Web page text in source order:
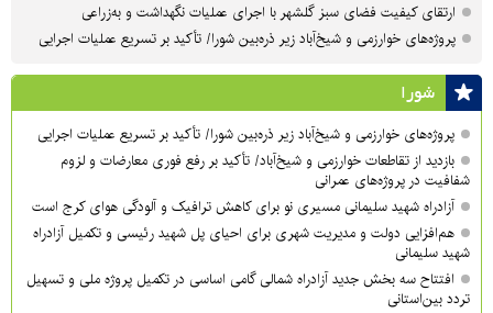
ارتقای کیفیت فضای سبز گلشهر با اجرای عملیات نگهداشت و به‌زراعی
پروژه‌های خوارزمی و شیخ‌آباد زیر ذره‌بین شورا/ تأکید بر تسریع عملیات اجرایی
شورا
پروژه‌های خوارزمی و شیخ‌آباد زیر ذره‌بین شورا/ تأکید بر تسریع عملیات اجرایی
بازدید از تقاطعات خوارزمی و شیخ‌آباد/ تأکید بر رفع فوری معارضات و لزوم
شفافیت در پروژه‌های عمرانی
آزادراه شهید سلیمانی مسیری نو برای کاهش ترافیک و آلودگی هوای کرج است
هم‌افزایی دولت و مدیریت شهری برای احیای پل شهید رئیسی و تکمیل آزادراه
شهید سلیمانی
افتتاح سه بخش جدید آزادراه شمالی گامی اساسی در تکمیل پروژه ملی و تسهیل
تردد بین‌استانی